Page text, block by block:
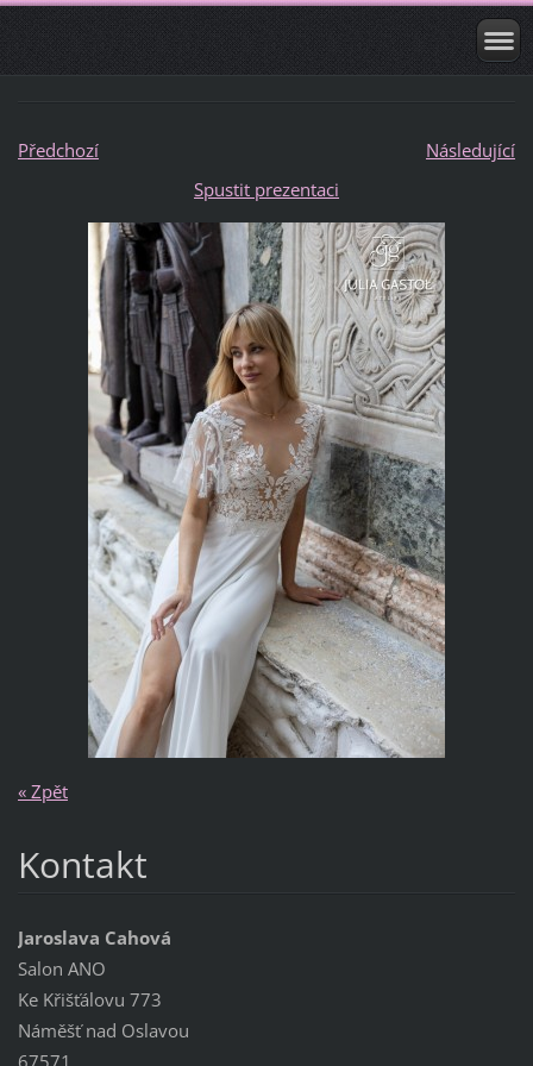
Předchozí
Následující
Spustit prezentaci
« Zpět
Kontakt
Jaroslava Cahová
Salon ANO
Ke Křišťálovu 773
Náměšť nad Oslavou
67571